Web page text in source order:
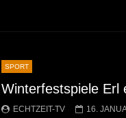
SPORT
Winterfestspiele Erl
ECHTZEIT-TV 16.